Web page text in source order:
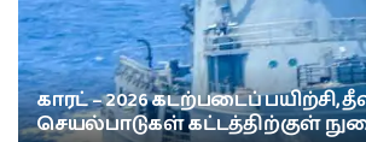
காரட் – 2026 கடற்படைப் பயிற்சி,
செயல்பாடுகள் கட்டத்திற்குள்